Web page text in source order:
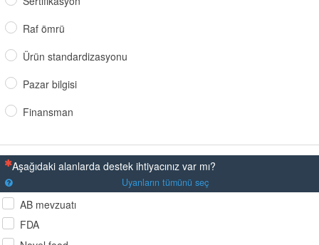
Raf ömrü
Ürün standardizasyonu
Pazar bilgisi
Finansman
(Bu sorunun yanıtlanması zorunludur)
Aşağıdaki alanlarda destek ihtiyacınız var mı?
Uyanların tümünü seç
AB mevzuatı
FDA